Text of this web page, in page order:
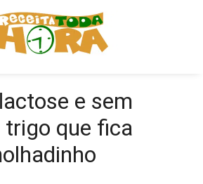
e sem
que fica